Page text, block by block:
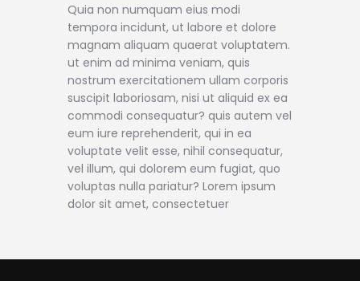
Quia non numquam eius modi
tempora incidunt, ut labore et dolore
magnam aliquam quaerat voluptatem.
ut enim ad minima veniam, quis
nostrum exercitationem ullam corporis
suscipit laboriosam, nisi ut aliquid ex ea
commodi consequatur? quis autem vel
eum iure reprehenderit, qui in ea
voluptate velit esse, nihil consequatur,
vel illum, qui dolorem eum fugiat, quo
voluptas nulla pariatur? Lorem ipsum
dolor sit amet, consectetuer